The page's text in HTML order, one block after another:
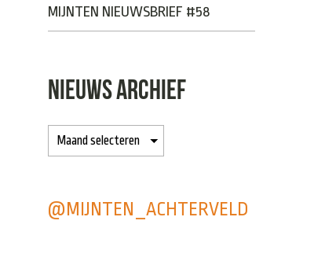
MIJNTEN NIEUWSBRIEF #58
NIEUWS ARCHIEF
@MIJNTEN_ACHTERVELD